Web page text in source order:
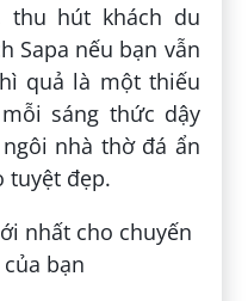
thu hút khách du
Sapa nếu bạn vẫn
quả là một thiếu
sáng thức dậy
nhà thờ đá ẩn
tuyệt đẹp.